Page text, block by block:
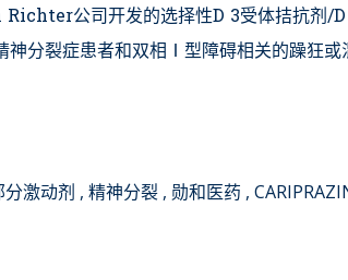
Richter公司开发的选择性D 3受体拮抗剂/
分裂症患者和双相Ⅰ型障碍相关的躁狂或
激动剂 精神分裂 勋和医药